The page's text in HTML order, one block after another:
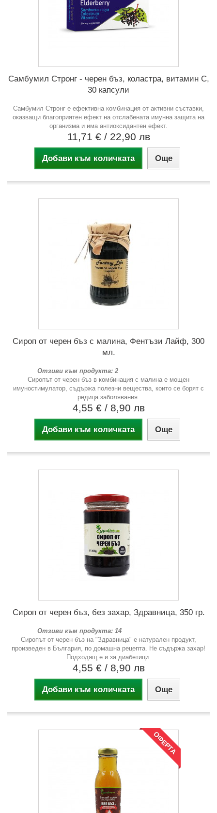
Самбумил Стронг - черен бъз, коластра, витамин C,
30 капсули
Самбумил Стронг е ефективна комбинация от активни съставки,
оказващи благоприятен ефект на отслабената имунна защита на
организма и има антиоксидантен ефект.
11,71 € / 22,90 лв
Добави към количката Още
Сироп от черен бъз с малина, Фентъзи Лайф, 300
мл.
Отзиви към продукта: 2
Сиропът от черен бъз в комбинация с малина е мощен
имуностимулатор, съдържа полезни вещества, които се борят с
редица заболявания.
4,55 € / 8,90 лв
Добави към количката Още
Сироп от черен бъз, без захар, Здравница, 350 гр.
Отзиви към продукта: 14
Сиропът от черен бъз на "Здравница" е натурален продукт,
произведен в България, по домашна рецепта. Не съдържа захар!
Подходящ е и за диабетици.
4,55 € / 8,90 лв
Добави към количката Още
ОФЕРТА